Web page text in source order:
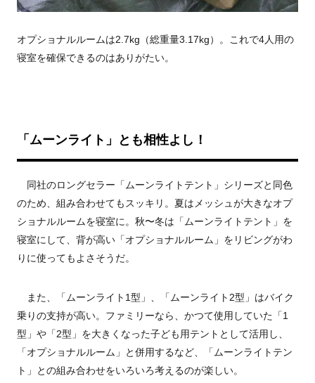
オプショナルルームは2.7kg（総重量3.17kg）。これで4人用の
寝室を確保できるのはありがたい。
「ムーンライト」とも相性よし！
同社のロングセラー「ムーンライトテント」シリーズと同色
のため、組み合わせてもスッキリ。夏はメッシュが大きなオプ
ショナルルームを寝室に。秋〜冬は「ムーンライトテント」を
寝室にして、背が高い「オプショナルルーム」をリビングがわ
りに使ってもよさそうだ。
また、「ムーンライト1型」、「ムーンライト2型」はバイク
乗りの支持が高い。ファミリーなら、かつて使用していた「1
型」や「2型」を大きくなった子ども用テントとして活用し、
「オプショナルルーム」と併用するなど、「ムーンライトテン
ト」との組み合わせをいろいろ考えるのが楽しい。